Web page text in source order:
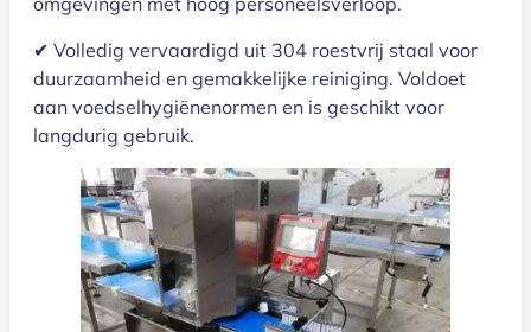
✔ Volledig vervaardigd uit 304 roestvrij staal voor
duurzaamheid en gemakkelijke reiniging. Voldoet
aan voedselhygiënenormen en is geschikt voor
langdurig gebruik.